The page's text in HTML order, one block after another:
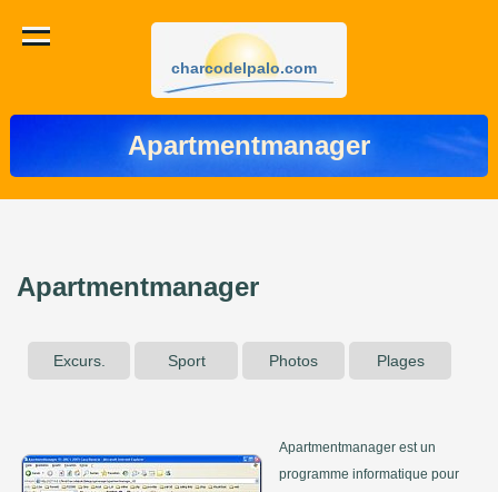
charcodelpalo.com
Apartmentmanager
Apartmentmanager
Excurs. Sport Photos Plages
Apartmentmanager est un
programme informatique pour